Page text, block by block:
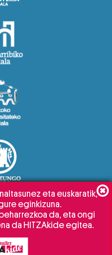
eta euskaratik,
eginkizuna.
da, eta ongi
da HITZAkide egitea.